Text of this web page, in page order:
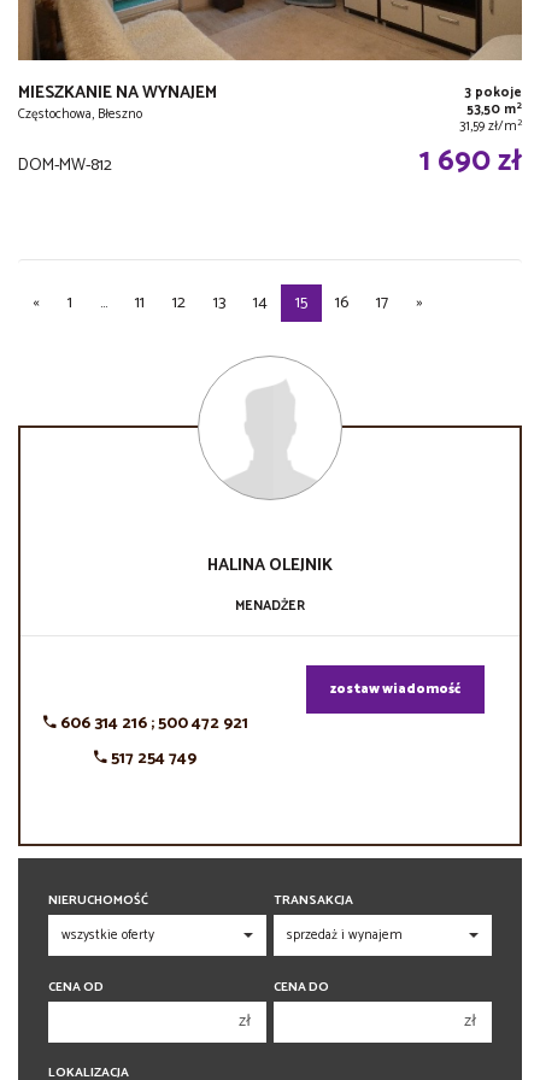
MIESZKANIE NA WYNAJEM
Częstochowa, Błeszno
3 pokoje
53,50 m2
31,59 zł/m2
DOM-MW-812 1 690 zł
« 1 ... 11 12 13 14 15 16 17 »
HALINAOLEJNIK
MENADŻER
606 314 216 ; 500 472 921
517 254 749
zostaw wiadomość
NIERUCHOMOŚĆ TRANSAKCJA
CENA OD
zł
CENA DO
zł
LOKALIZACJA